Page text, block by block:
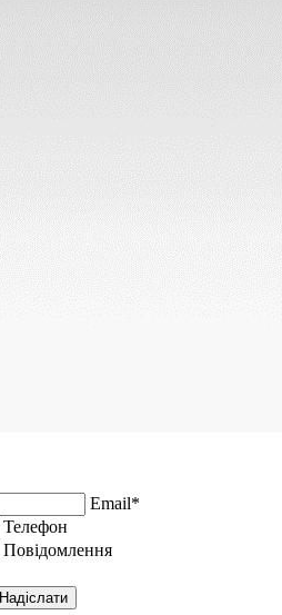
Email*
Телефон
Повідомлення
Надіслати